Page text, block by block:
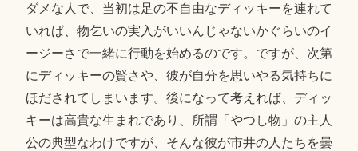
ダメな人で、当初は足の不自由なディッキーを連れて
いれば、物乞いの実入がいいんじゃないかぐらいのイ
ージーさで一緒に行動を始めるのです。ですが、次第
にディッキーの賢さや、彼が自分を思いやる気持ちに
ほだされてしまいます。後になって考えれば、ディッ
キーは高貴な生まれであり、所謂「やつし物」の主人
公の典型なわけですが、そんな彼が市井の人たちを曇